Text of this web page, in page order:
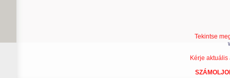
Tekintse
Kérje